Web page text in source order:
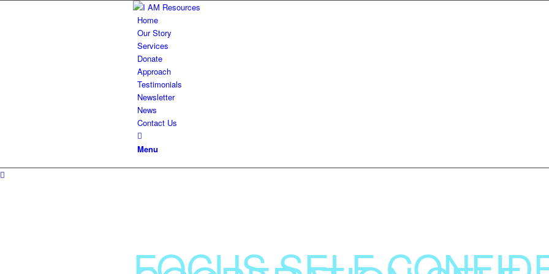
Home
Our Story
Services
Donate
Approach
Testimonials
Newsletter
News
Contact Us
Menu